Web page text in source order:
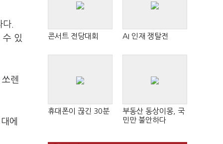
.
수 있
렌
에
콘서트 전당대회 AI 인재 쟁탈전
휴대폰이 끊긴 30분
부동산 동상이몽, 국
민만 불안하다